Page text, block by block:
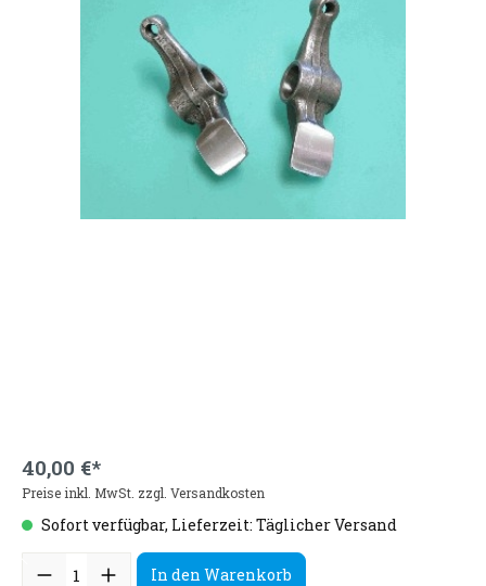
40,00 €*
Preise inkl. MwSt. zzgl. Versandkosten
Sofort verfügbar, Lieferzeit: Täglicher Versand
In den Warenkorb